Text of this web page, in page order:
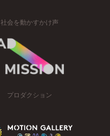
社会を動かすかけ声
プロダクション